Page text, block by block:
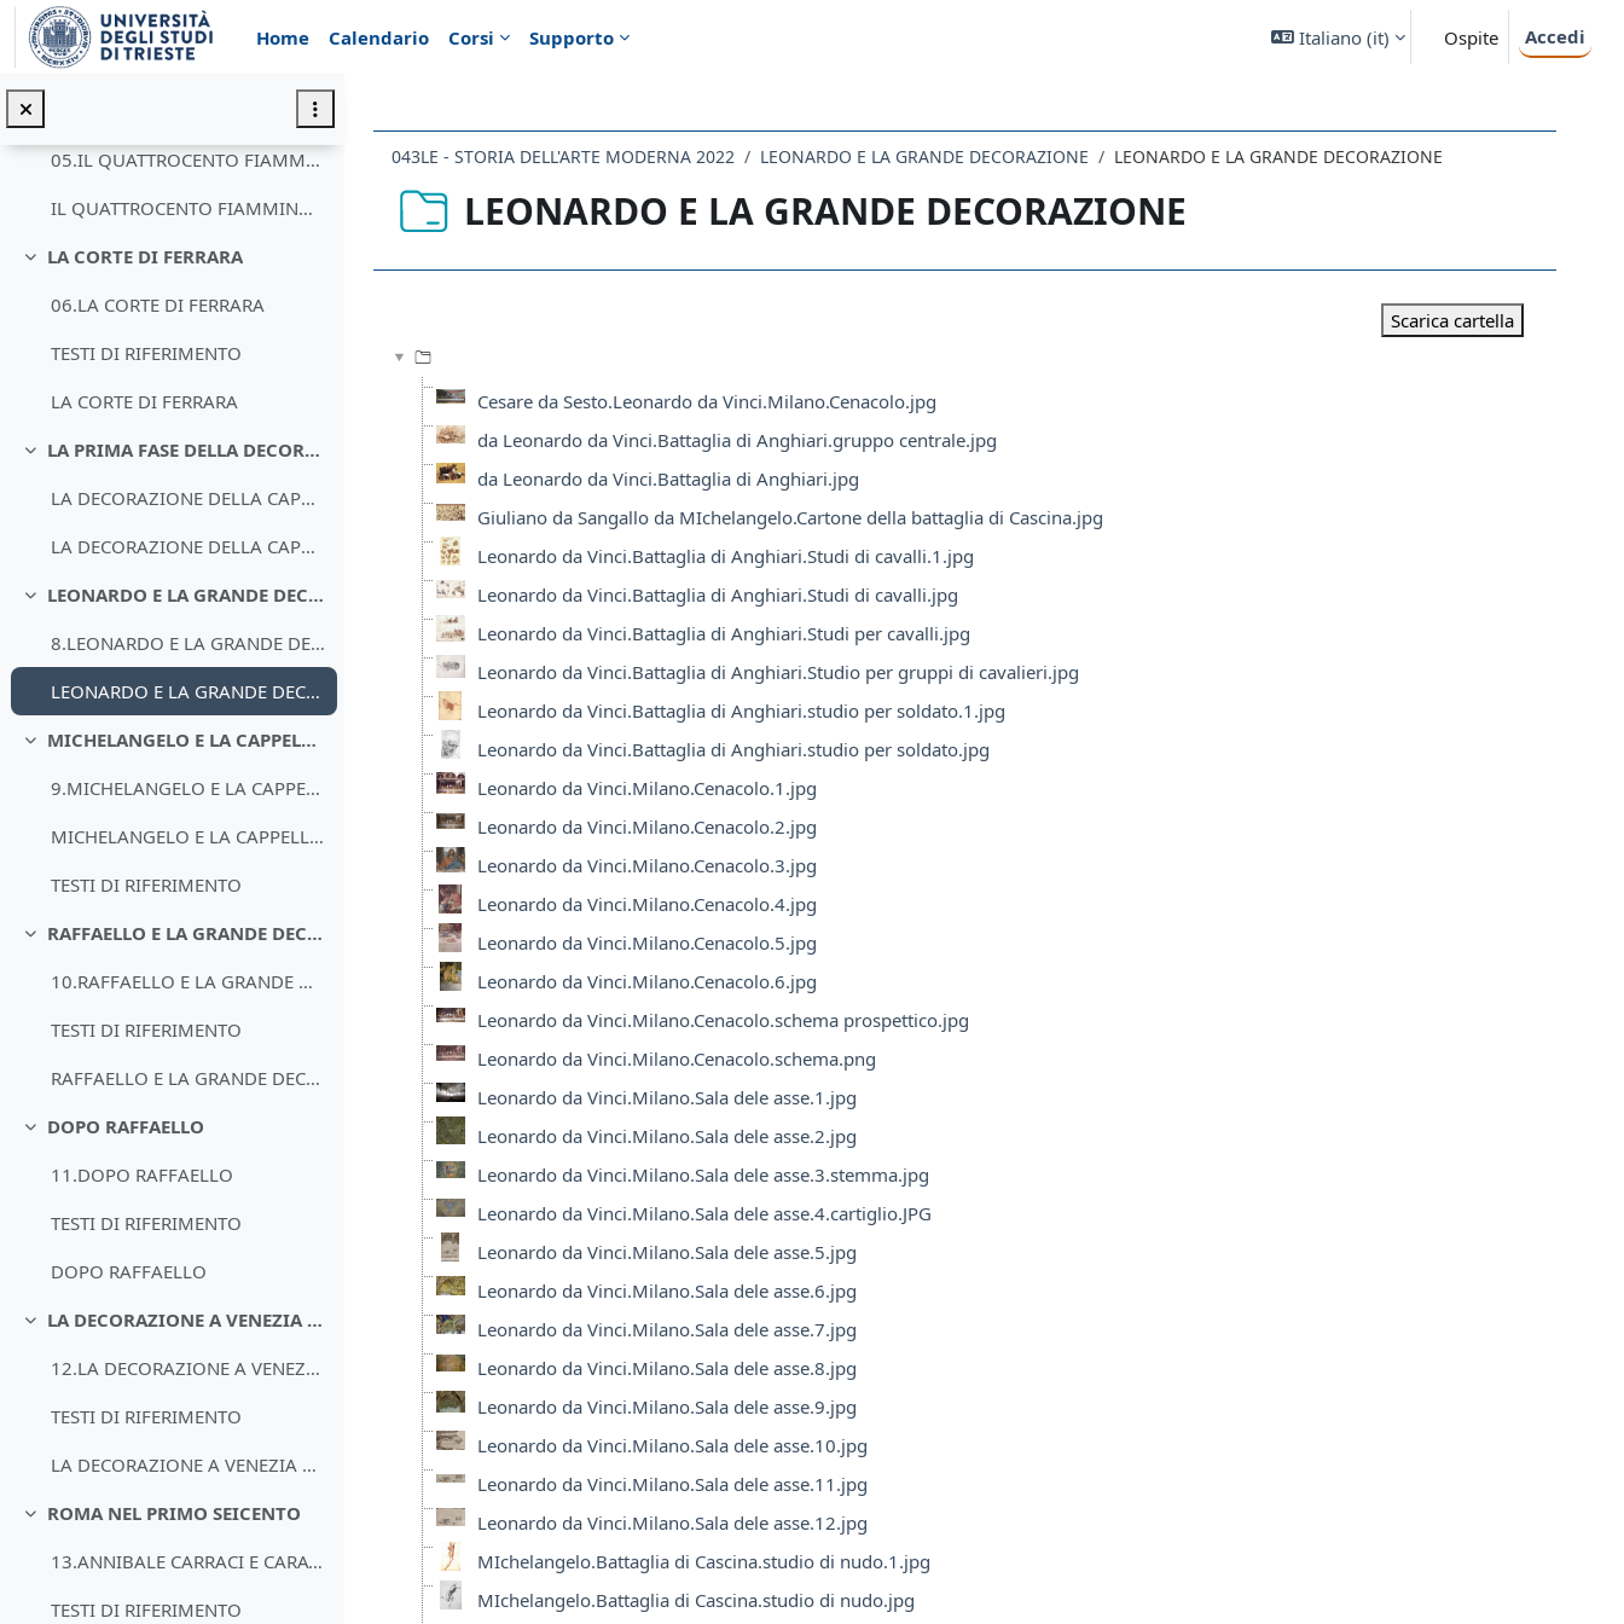
Vai al contenuto principale
Home
Calendario Corsi Supporto Italiano ‎(it)‎ Ospite Accedi
TESTI DI RIFERIMENTO
ANDREA MANTEGNA
Minimizza
IL QUATTROCENTO FIAMMINGO
05.IL QUATTROCENTO FIAMMINGO
IL QUATTROCENTO FIAMMINGO
Minimizza
LA CORTE DI FERRARA
06.LA CORTE DI FERRARA
TESTI DI RIFERIMENTO
LA CORTE DI FERRARA
Minimizza
LA PRIMA FASE DELLA DECORAZIONE DELLA CAPPELLA SISTINA
LA DECORAZIONE DELLA CAPPELLA SISTINA
LA DECORAZIONE DELLA CAPPELLA SISTINA
Minimizza
LEONARDO E LA GRANDE DECORAZIONE
8.LEONARDO E LA GRANDE DECORAZIONE
LEONARDO E LA GRANDE DECORAZIONE
Minimizza
MICHELANGELO E LA CAPPELLA SISTINA
9.MICHELANGELO E LA CAPPELLA SISTINA
MICHELANGELO E LA CAPPELLA SISTINA
TESTI DI RIFERIMENTO
Minimizza
RAFFAELLO E LA GRANDE DECORAZIONE
10.RAFFAELLO E LA GRANDE DECORAZIONE
TESTI DI RIFERIMENTO
RAFFAELLO E LA GRANDE DECORAZIONE
Minimizza
DOPO RAFFAELLO
11.DOPO RAFFAELLO
TESTI DI RIFERIMENTO
DOPO RAFFAELLO
Minimizza
LA DECORAZIONE A VENEZIA E NEL VENETO
12.LA DECORAZIONE A VENEZIA E NEL VENETO
TESTI DI RIFERIMENTO
LA DECORAZIONE A VENEZIA E NEL VENETO
Minimizza
ROMA NEL PRIMO SEICENTO
13.ANNIBALE CARRACI E CARAVAGGIO
TESTI DI RIFERIMENTO
043LE - STORIA DELL'ARTE MODERNA 2022 LEONARDO E LA GRANDE DECORAZIONE LEONARDO E LA GRANDE DECORAZIONE
LEONARDO E LA GRANDE DECORAZIONE
Scarica cartella
Cesare da Sesto.Leonardo da Vinci.Milano.Cenacolo.jpg
da Leonardo da Vinci.Battaglia di Anghiari.gruppo centrale.jpg
da Leonardo da Vinci.Battaglia di Anghiari.jpg
Giuliano da Sangallo da MIchelangelo.Cartone della battaglia di Cascina.jpg
Leonardo da Vinci.Battaglia di Anghiari.Studi di cavalli.1.jpg
Leonardo da Vinci.Battaglia di Anghiari.Studi di cavalli.jpg
Leonardo da Vinci.Battaglia di Anghiari.Studi per cavalli.jpg
Leonardo da Vinci.Battaglia di Anghiari.Studio per gruppi di cavalieri.jpg
Leonardo da Vinci.Battaglia di Anghiari.studio per soldato.1.jpg
Leonardo da Vinci.Battaglia di Anghiari.studio per soldato.jpg
Leonardo da Vinci.Milano.Cenacolo.1.jpg
Leonardo da Vinci.Milano.Cenacolo.2.jpg
Leonardo da Vinci.Milano.Cenacolo.3.jpg
Leonardo da Vinci.Milano.Cenacolo.4.jpg
Leonardo da Vinci.Milano.Cenacolo.5.jpg
Leonardo da Vinci.Milano.Cenacolo.6.jpg
Leonardo da Vinci.Milano.Cenacolo.schema prospettico.jpg
Leonardo da Vinci.Milano.Cenacolo.schema.png
Leonardo da Vinci.Milano.Sala dele asse.1.jpg
Leonardo da Vinci.Milano.Sala dele asse.2.jpg
Leonardo da Vinci.Milano.Sala dele asse.3.stemma.jpg
Leonardo da Vinci.Milano.Sala dele asse.4.cartiglio.JPG
Leonardo da Vinci.Milano.Sala dele asse.5.jpg
Leonardo da Vinci.Milano.Sala dele asse.6.jpg
Leonardo da Vinci.Milano.Sala dele asse.7.jpg
Leonardo da Vinci.Milano.Sala dele asse.8.jpg
Leonardo da Vinci.Milano.Sala dele asse.9.jpg
Leonardo da Vinci.Milano.Sala dele asse.10.jpg
Leonardo da Vinci.Milano.Sala dele asse.11.jpg
Leonardo da Vinci.Milano.Sala dele asse.12.jpg
MIchelangelo.Battaglia di Cascina.studio di nudo.1.jpg
MIchelangelo.Battaglia di Cascina.studio di nudo.jpg